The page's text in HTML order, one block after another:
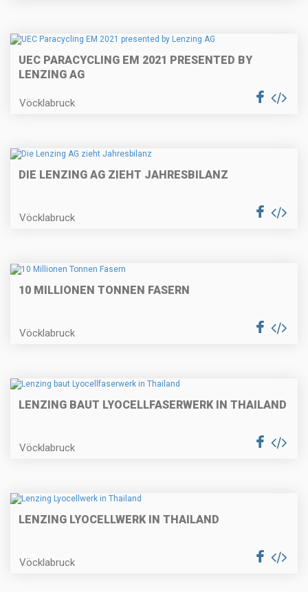
UEC PARACYCLING EM 2021 PRESENTED BY
LENZING AG
Vöcklabruck
DIE LENZING AG ZIEHT JAHRESBILANZ
Vöcklabruck
10 MILLIONEN TONNEN FASERN
Vöcklabruck
LENZING BAUT LYOCELLFASERWERK IN THAILAND
Vöcklabruck
LENZING LYOCELLWERK IN THAILAND
Vöcklabruck